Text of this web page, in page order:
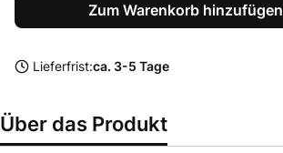
Zum Warenkorb hinzufügen
Lieferfrist:ca. 3-5 Tage
Über das Produkt